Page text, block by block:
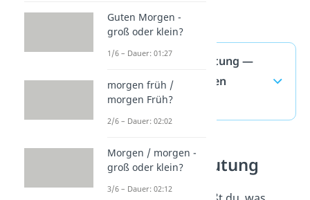
Talahon Bedeutung —
häufigste Fragen
(ausklappen)
Chaya Bedeutung
Guten Morgen -
groß oder klein?
1/6 – Dauer: 01:27
morgen früh /
morgen Früh?
2/6 – Dauer: 02:02
Morgen / morgen -
groß oder klein?
3/6 – Dauer: 02:12